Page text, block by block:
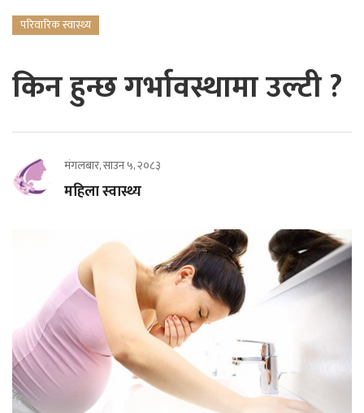
परिवारिक स्वास्थ्य
किन हुन्छ गर्भावस्थामा उल्टी ?
मंगलबार, साउन ५, २०८३
महिला स्वास्थ्य